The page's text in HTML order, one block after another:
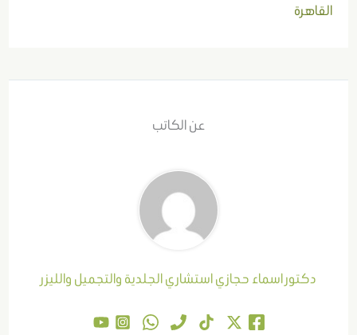
القاهرة
عن الكاتب
دكتور اسماء حجازي استشاري الجلدية والتجميل والليزر